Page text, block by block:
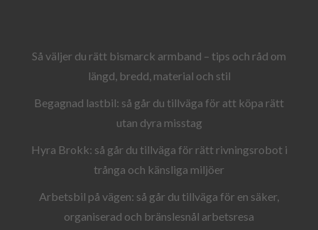
Så väljer du rätt bismarck armband – tips och råd om
längd, bredd, material och stil
Begagnad lastbil: så går du tillväga för att köpa rätt
utan dyra misstag
Hyra Brokk: så går du tillväga för rätt rivningsrobot i
trånga och känsliga miljöer
Arbetsbil på vägen: så går du tillväga för en säker,
organiserad och bränslesnål arbetsresa